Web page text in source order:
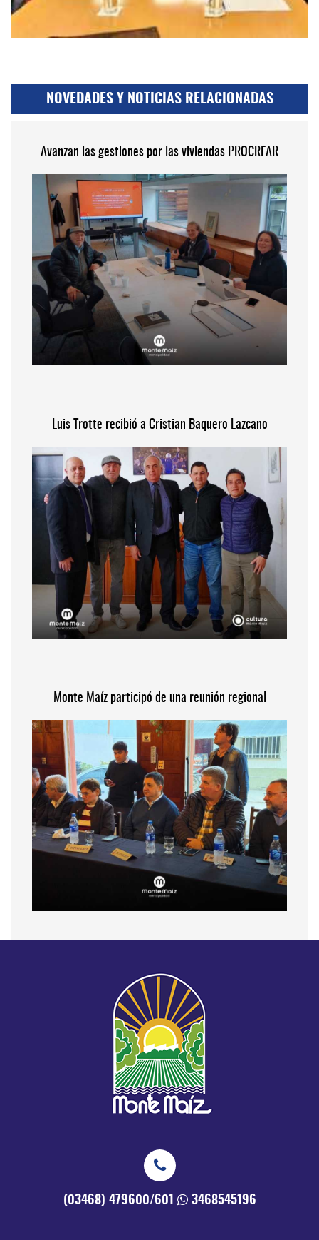
NOVEDADES Y NOTICIAS RELACIONADAS
Avanzan las gestiones por las viviendas PROCREAR
Luis Trotte recibió a Cristian Baquero Lazcano
Monte Maíz participó de una reunión regional
(03468) 479600/601 3468545196